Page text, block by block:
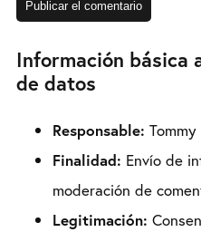
Información básica
de datos
Responsable: Tommy
Finalidad: Envío de
moderación de
Legitimación: